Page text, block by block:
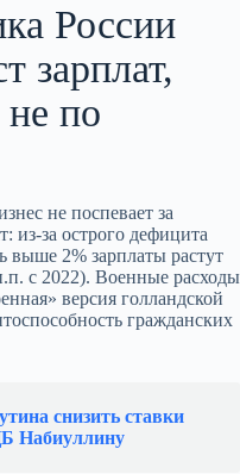
России
зарплат,
по
не поспевает за
из‑за острого дефицита
выше 2% зарплаты растут
с 2022). Военные расходы
версия голландской
гражданских
снизить ставки
Набиуллину